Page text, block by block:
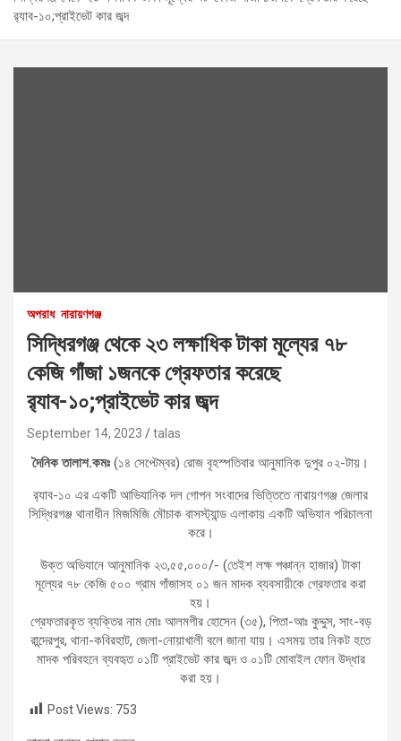
র‌্যাব-১০;প্রাইভেট কার জব্দ
অপরাধ নারায়ণগঞ্জ
সিদ্ধিরগঞ্জ থেকে ২৩ লক্ষাধিক টাকা মূল্যের ৭৮
কেজি গাঁজা ১জনকে গ্রেফতার করেছে
র‌্যাব-১০;প্রাইভেট কার জব্দ
September 14, 2023 talas
দৈনিক তালাশ.কমঃ (১৪ সেপ্টেম্বর) রোজ বৃহস্পতিবার আনুমানিক দুপুর ০২-টায়।
র‌্যাব-১০ এর একটি আভিযানিক দল গোপন সংবাদের ভিত্তিতে নারায়ণগঞ্জ জেলার
সিদ্ধিরগঞ্জ থানাধীন মিজমিজি মৌচাক বাসস্ট্যান্ড এলাকায় একটি অভিযান পরিচালনা
করে।
উক্ত অভিযানে আনুমানিক ২৩,৫৫,০০০/- (তেইশ লক্ষ পঞ্চান্ন হাজার) টাকা
মূল্যের ৭৮ কেজি ৫০০ গ্রাম গাঁজাসহ ০১ জন মাদক ব্যবসায়ীকে গ্রেফতার করা
হয়।
গ্রেফতারকৃত ব্যক্তির নাম মোঃ আলমগীর হোসেন (৩৫), পিতা-আঃ কুদ্দুস, সাং-বড়
রান্দেরপুর, থানা-কবিরহাট, জেলা-নোয়াখালী বলে জানা যায়। এসময় তার নিকট হতে
মাদক পরিবহনে ব্যবহৃত ০১টি প্রাইভেট কার জব্দ ও ০১টি মোবাইল ফোন উদ্ধার
করা হয়।
Post Views: 753